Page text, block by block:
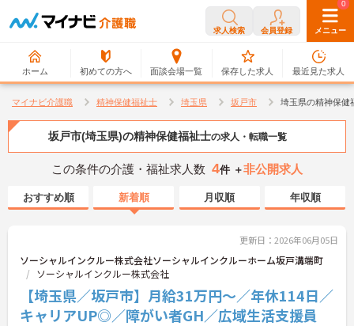
求人検索 会員登録 メニュー
ホーム 初めての方へ 面談会場一覧
0
保存した求人
0
最近見た求人
マイナビ介護職 精神保健福祉士 埼玉県 坂戸市 埼玉県の精神保健
坂戸市(埼玉県)の精神保健福祉士の求人・転職一覧
この条件の介護・福祉求人数 4件 ＋非公開求人
おすすめ順 新着順 月収順 年収順
更新日：2026年06月05日
ソーシャルインクルー株式会社ソーシャルインクルーホーム坂戸溝端町
ソーシャルインクルー株式会社
【埼玉県／坂戸市】月給31万円～／年休114日／
キャリアUP◎／障がい者GH／広域生活支援員